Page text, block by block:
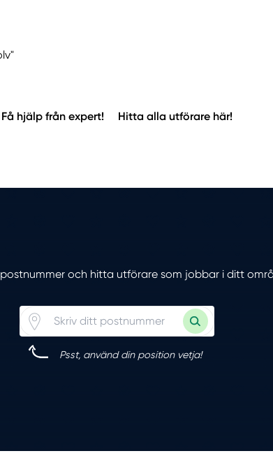
Få hjälp från expert! Hitta alla utförare här!
och hitta utförare som jobbar i ditt
Psst, använd din position vetja!